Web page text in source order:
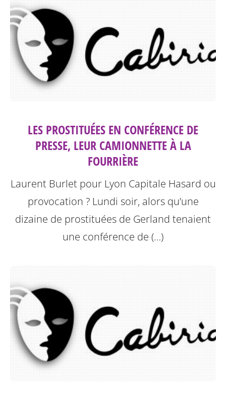
LES PROSTITUÉES EN CONFÉRENCE DE
PRESSE, LEUR CAMIONNETTE À LA
FOURRIÈRE
Laurent Burlet pour Lyon Capitale Hasard ou
provocation ? Lundi soir, alors qu’une
dizaine de prostituées de Gerland tenaient
une conférence de (…)